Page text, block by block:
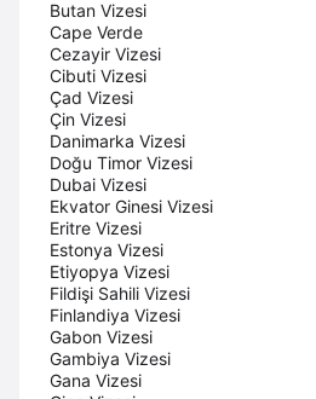
Butan Vizesi
Cape Verde
Cezayir Vizesi
Cibuti Vizesi
Çad Vizesi
Çin Vizesi
Danimarka Vizesi
Doğu Timor Vizesi
Dubai Vizesi
Ekvator Ginesi Vizesi
Eritre Vizesi
Estonya Vizesi
Etiyopya Vizesi
Fildişi Sahili Vizesi
Finlandiya Vizesi
Gabon Vizesi
Gambiya Vizesi
Gana Vizesi